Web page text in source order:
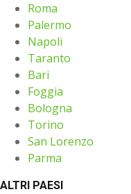
Roma
Palermo
Napoli
Taranto
Bari
Foggia
Bologna
Torino
San Lorenzo
Parma
ALTRI PAESI